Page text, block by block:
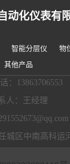
动化仪表有
智能分层仪 物
其他产品
：13863706553
人：王经理
城区中南高科运